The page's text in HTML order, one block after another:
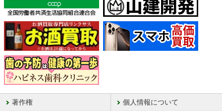
著作権 個人情報について